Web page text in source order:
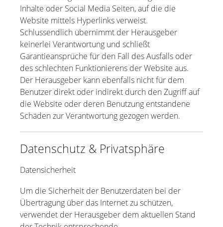
Inhalte oder Social Media Seiten, auf die die
Website mittels Hyperlinks verweist.
Schlussendlich übernimmt der Herausgeber
keinerlei Verantwortung und schließt
Garantieansprüche für den Fall des Ausfalls oder
des schlechten Funktionierens der Website aus.
Der Herausgeber kann ebenfalls nicht für dem
Benutzer direkt oder indirekt durch den Zugriff auf
die Website oder deren Benutzung entstandene
Schäden zur Verantwortung gezogen werden.
Datenschutz & Privatsphäre
Datensicherheit
Um die Sicherheit der Benutzerdaten bei der
Übertragung über das Internet zu schützen,
verwendet der Herausgeber dem aktuellen Stand